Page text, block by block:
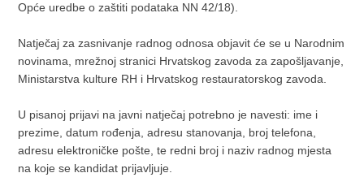
Opće uredbe o zaštiti podataka NN 42/18).
Natječaj za zasnivanje radnog odnosa objavit će se u Narodnim
novinama, mrežnoj stranici Hrvatskog zavoda za zapošljavanje,
Ministarstva kulture RH i Hrvatskog restauratorskog zavoda.
U pisanoj prijavi na javni natječaj potrebno je navesti: ime i
prezime, datum rođenja, adresu stanovanja, broj telefona,
adresu elektroničke pošte, te redni broj i naziv radnog mjesta
na koje se kandidat prijavljuje.